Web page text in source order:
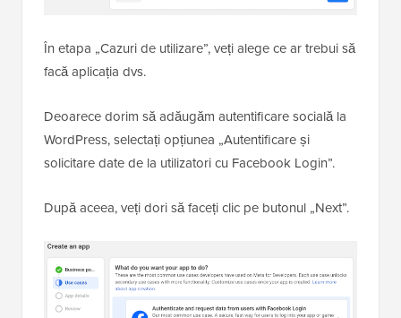
În etapa „Cazuri de utilizare”, veți alege ce ar trebui să
facă aplicația dvs.
Deoarece dorim să adăugăm autentificare socială la
WordPress, selectați opțiunea „Autentificare și
solicitare date de la utilizatori cu Facebook Login”.
După aceea, veți dori să faceți clic pe butonul „Next”.